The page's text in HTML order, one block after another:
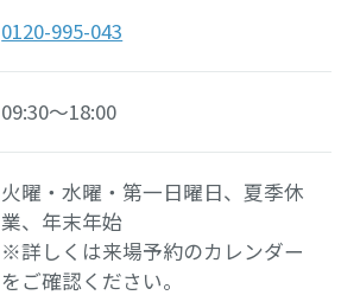
0120-995-043
09:30～18:00
火曜・水曜・第一日曜日、夏季休
業、年末年始
※詳しくは来場予約のカレンダー
をご確認ください。